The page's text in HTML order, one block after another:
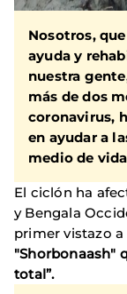
Nosotros,
ayuda y
nuestra
más de dos
coronavirus,
en ayudar a
medio de
El ciclón ha
y Bengala
primer vistazo
"Shorbonaash"
total”.